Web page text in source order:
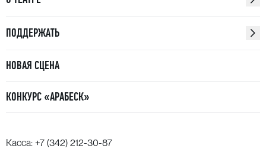
ПОДДЕРЖАТЬ
НОВАЯ СЦЕНА
КОНКУРС «АРАБЕСК»
Касса: +7 (342) 212-30-87